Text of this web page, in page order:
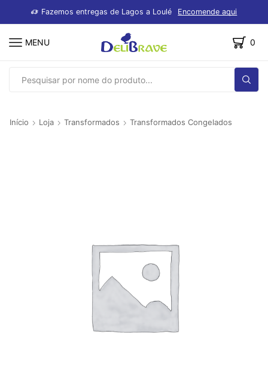
Fazemos entregas de Lagos a Loulé Encomende aqui
MENU 0
SEARCH
Início Loja Transformados Transformados Congelados